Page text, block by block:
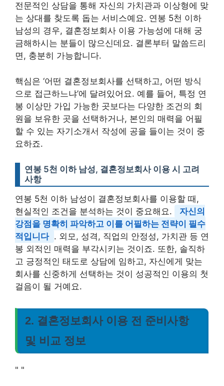
전문적인 상담을 통해 자신의 가치관과 이상형에 맞
는 상대를 찾도록 돕는 서비스예요. 연봉 5천 이하
남성의 경우, 결혼정보회사 이용 가능성에 대해 궁
금해하시는 분들이 많으신데요. 결론부터 말씀드리
면, 충분히 가능합니다.
핵심은 ‘어떤 결혼정보회사를 선택하고, 어떤 방식
으로 접근하느냐’에 달려있어요. 예를 들어, 특정 연
봉 이상만 가입 가능한 곳보다는 다양한 조건의 회
원을 보유한 곳을 선택하거나, 본인의 매력을 어필
할 수 있는 자기소개서 작성에 공을 들이는 것이 중
요하죠.
연봉 5천 이하 남성, 결혼정보회사 이용 시 고려
사항
연봉 5천 이하 남성이 결혼정보회사를 이용할 때,
현실적인 조건을 분석하는 것이 중요해요.
자신의
강점을 명확히 파악하고 이를 어필하는 전략이 필수
적입니다 . 외모, 성격, 직업의 안정성, 가치관 등 연
봉 외적인 매력을 부각시키는 것이죠. 또한, 솔직하
고 긍정적인 태도로 상담에 임하고, 자신에게 맞는
회사를 신중하게 선택하는 것이 성공적인 이용의 첫
걸음이 될 거예요.
2. 결혼정보회사 이용 전 준비사항
및 비교 정보
" "